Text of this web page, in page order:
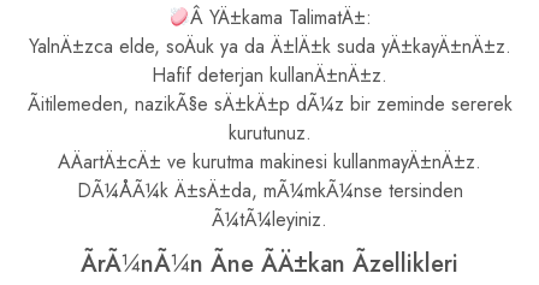
Â YÄ±kama TalimatÄ±:
YalnÄ±zca elde, soÄuk ya da Ä±lÄ±k suda yÄ±kayÄ±nÄ±z.
Hafif deterjan kullanÄ±nÄ±z.
Ãitilemeden, nazikÃ§e sÄ±kÄ±p dÃ¼z bir zeminde sererek
kurutunuz.
AÄartÄ±cÄ± ve kurutma makinesi kullanmayÄ±nÄ±z.
DÃ¼ÅÃ¼k Ä±sÄ±da, mÃ¼mkÃ¼nse tersinden
Ã¼tÃ¼leyiniz.
ÃrÃ¼nÃ¼n Ãne ÃÄ±kan Ãzellikleri